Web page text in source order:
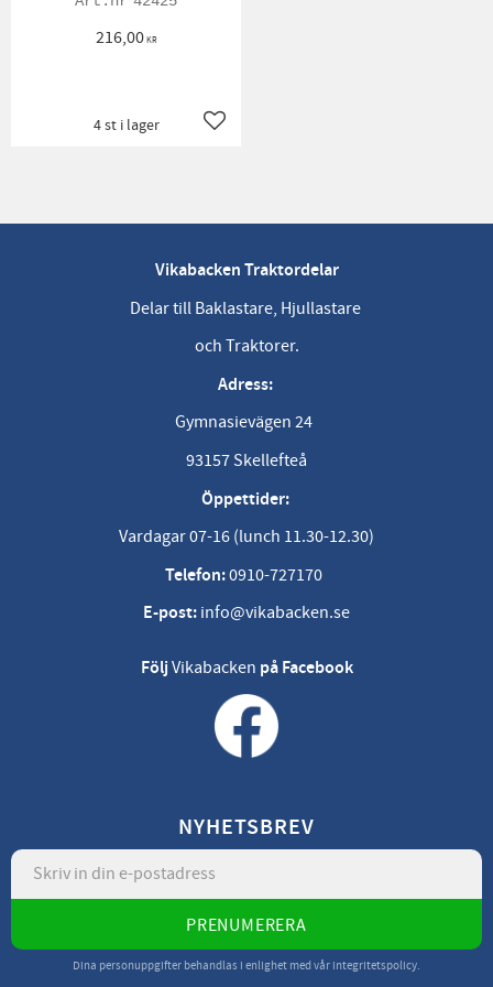
216,00KR
Lägg till i favoriter
4 st i lager
Vikabacken Traktordelar
Delar till Baklastare, Hjullastare
och Traktorer.
Adress:
Gymnasievägen 24
93157 Skellefteå
Öppettider:
Vardagar 07-16 (lunch 11.30-12.30)
Telefon:0910-727170
E-post: info@vikabacken.se
FöljVikabacken på Facebook
NYHETSBREV
PRENUMERERA
Dina personuppgifter behandlas i enlighet med vår integritetspolicy.